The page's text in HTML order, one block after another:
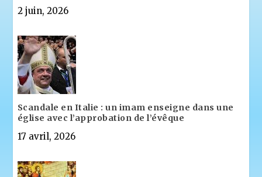
2 juin, 2026
Scandale en Italie : un imam enseigne dans une
église avec l’approbation de l’évêque
17 avril, 2026